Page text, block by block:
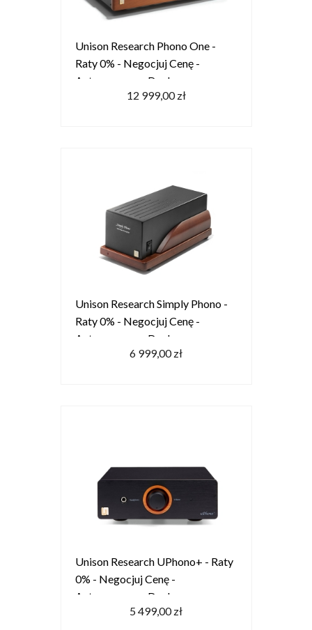
Unison Research Phono One -
Raty 0% - Negocjuj Cenę -
Autoryzowany Dealer
12 999,00 zł
Unison Research Simply Phono -
Raty 0% - Negocjuj Cenę -
Autoryzowany Dealer
6 999,00 zł
Unison Research UPhono+ - Raty
0% - Negocjuj Cenę -
Autoryzowany Dealer
5 499,00 zł